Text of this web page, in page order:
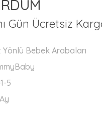
Gün Ücretsiz
Yönlü Bebek Arabaları
5